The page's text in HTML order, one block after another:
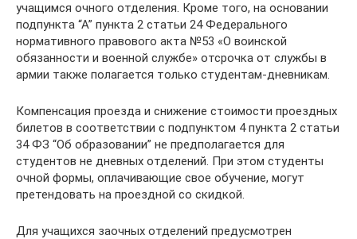
учащимся очного отделения. Кроме того, на основании
подпункта “А” пункта 2 статьи 24 Федерального
нормативного правового акта №53 «О воинской
обязанности и военной службе» отсрочка от службы в
армии также полагается только студентам-дневникам.
Компенсация проезда и снижение стоимости проездных
билетов в соответствии с подпунктом 4 пункта 2 статьи
34 ФЗ “Об образовании” не предполагается для
студентов не дневных отделений. При этом студенты
очной формы, оплачивающие свое обучение, могут
претендовать на проездной со скидкой.
Для учащихся заочных отделений предусмотрен